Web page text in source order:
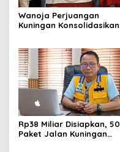
Wanoja Perjuangan
Kuningan Konsolidasikan
Muda
Rp38 Miliar Disiapkan, 50
Paket Jalan Kuningan